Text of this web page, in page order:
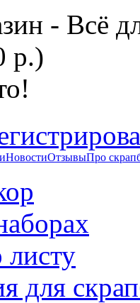
- Всё
р.)
НовостиОтзывыПро
листу
для